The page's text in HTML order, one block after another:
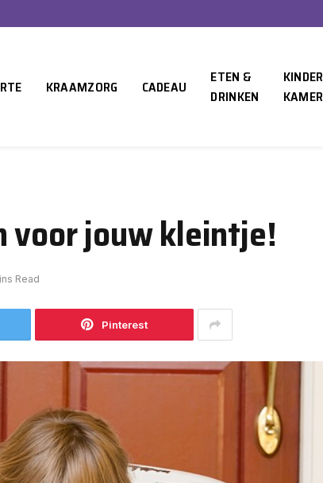
KRAAMZORG CADEAU
ETEN &
DRINKEN
KINDER
KAMER
voor jouw kleintje!
Read
Pinterest